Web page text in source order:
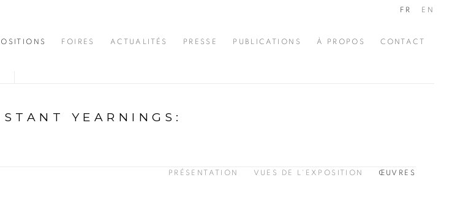
FOIRES ACTUALITÉS PRESSE PUBLICATIONS À PROPOS CONTACT
FR EN
YEARNINGS :
PRÉSENTATION VUES DE L'EXPOSITION ŒUVRES